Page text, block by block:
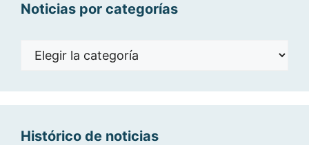
Noticias por categorías
Noticias
Histórico de noticias